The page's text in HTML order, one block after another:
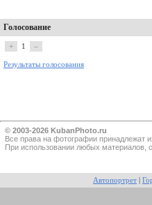
Голосование
+ 1 –
Результаты голосования
© 2003-2026 KubanPhoto.ru
Все прaва на фотографии принадлежат
При использовании любых материалов,
Автопортрет